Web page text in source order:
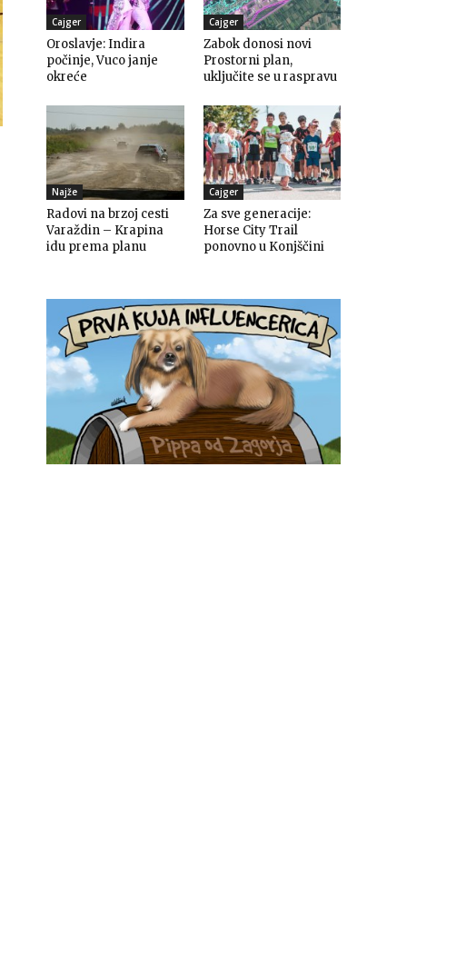
Cajger
Oroslavje: Indira
počinje, Vuco janje
okreće
Cajger
Zabok donosi novi
Prostorni plan,
uključite se u raspravu
Najže
Radovi na brzoj cesti
Varaždin – Krapina
idu prema planu
Cajger
Za sve generacije:
Horse City Trail
ponovno u Konjščini